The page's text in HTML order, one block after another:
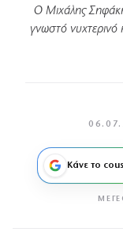
Ο Μιχάλης
γνωστό νυχτερινό
Κάνε το